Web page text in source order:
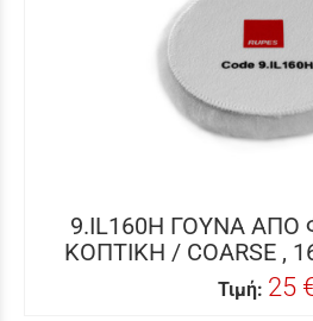
9.IL160H ΓΟΥΝΑ ΑΠΟ
ΚΟΠΤΙΚΗ / COARSE ,
Τιμή: 25